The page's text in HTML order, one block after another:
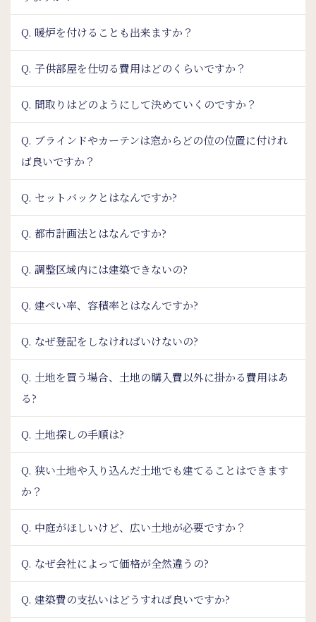
Q. 暖炉を付けることも出来ますか？
Q. 子供部屋を仕切る費用はどのくらいですか？
Q. 間取りはどのようにして決めていくのですか？
Q. ブラインドやカーテンは窓からどの位の位置に付けれ
ば良いですか？
Q. セットバックとはなんですか?
Q. 都市計画法とはなんですか?
Q. 調整区域内には建築できないの?
Q. 建ぺい率、容積率とはなんですか?
Q. なぜ登記をしなければいけないの?
Q. 土地を買う場合、土地の購入費以外に掛かる費用はあ
る?
Q. 土地探しの手順は?
Q. 狭い土地や入り込んだ土地でも建てることはできます
か？
Q. 中庭がほしいけど、広い土地が必要ですか？
Q. なぜ会社によって価格が全然違うの?
Q. 建築費の支払いはどうすれば良いですか?